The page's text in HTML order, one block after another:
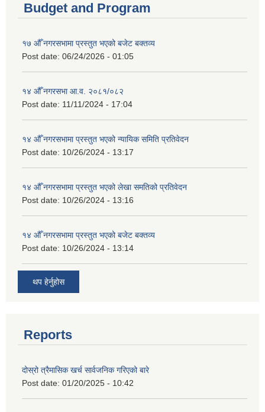
Budget and Program
१७ औँ नगरसभामा प्रस्तुत भएको बजेट बक्तव्य
Post date: 06/24/2026 - 01:05
१४ औँ नगरसभा आ.व. २०८१/०८२
Post date: 11/11/2024 - 17:04
१४ औँ नगरसभामा प्रस्तुत भएको न्यायिक समिति प्रतिवेदन
Post date: 10/26/2024 - 13:17
१४ औँ नगरसभामा प्रस्तुत भएको लेखा समतिको प्रतिवेदन
Post date: 10/26/2024 - 13:16
१४ औँ नगरसभामा प्रस्तुत भएको बजेट बक्तव्य
Post date: 10/26/2024 - 13:14
थप हेर्नुहोस
Reports
दोस्रो त्रैमासिक खर्च सार्वजनिक गरिएको बारे
Post date: 01/20/2025 - 10:42